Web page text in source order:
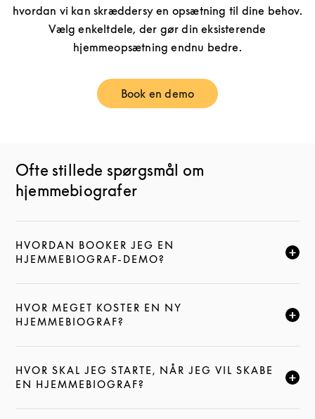
hvordan vi kan skræddersy en opsætning til dine behov.
Vælg enkeltdele, der gør din eksisterende
hjemmeopsætning endnu bedre.
Book en demoLink Opens in New Tab
Ofte stillede spørgsmål om
hjemmebiografer
HVORDAN BOOKER JEG EN
HJEMMEBIOGRAF-DEMO?
KLIK FOR AT UDVIDE DENNE BESKRIVELSE, OG
HVOR MEGET KOSTER EN NY
HJEMMEBIOGRAF?
KLIK FOR AT UDVIDE DENNE BESKRIVELSE, OG
HVOR SKAL JEG STARTE, NÅR JEG VIL SKABE
EN HJEMMEBIOGRAF?
KLIK FOR AT UDVIDE DENNE BESKRIVELSE, OG